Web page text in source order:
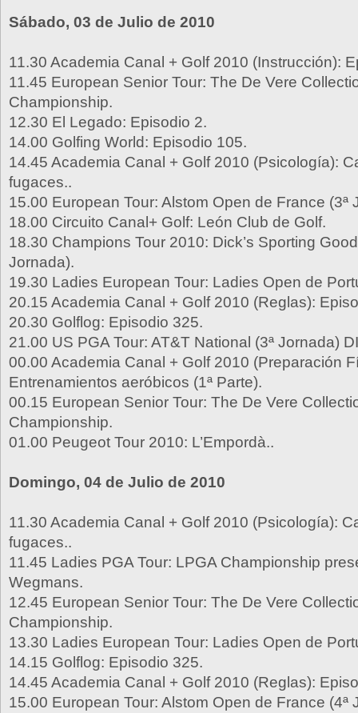
Sábado, 03 de Julio de 2010
11.30 Academia Canal + Golf 2010 (Instrucción):
11.45 European Senior Tour: The De Vere
Championship.
12.30 El Legado: Episodio 2.
14.00 Golfing World: Episodio 105.
14.45 Academia Canal + Golf 2010 (Psicología):
fugaces..
15.00 European Tour: Alstom Open de France (3ª
18.00 Circuito Canal+ Golf: León Club de Golf.
18.30 Champions Tour 2010: Dick’s Sporting
Jornada).
19.30 Ladies European Tour: Ladies Open de
20.15 Academia Canal + Golf 2010 (Reglas):
20.30 Golflog: Episodio 325.
21.00 US PGA Tour: AT&T National (3ª Jornada)
00.00 Academia Canal + Golf 2010 (Preparación
Entrenamientos aeróbicos (1ª Parte).
00.15 European Senior Tour: The De Vere
Championship.
01.00 Peugeot Tour 2010: L’Empordà..
Domingo, 04 de Julio de 2010
11.30 Academia Canal + Golf 2010 (Psicología):
fugaces..
11.45 Ladies PGA Tour: LPGA Championship
Wegmans.
12.45 European Senior Tour: The De Vere
Championship.
13.30 Ladies European Tour: Ladies Open de
14.15 Golflog: Episodio 325.
14.45 Academia Canal + Golf 2010 (Reglas):
15.00 European Tour: Alstom Open de France (4ª